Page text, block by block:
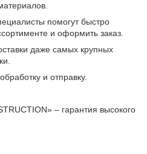
помогут быстро
и оформить заказ.
даже самых крупных
и отправку.
– гарантия высокого